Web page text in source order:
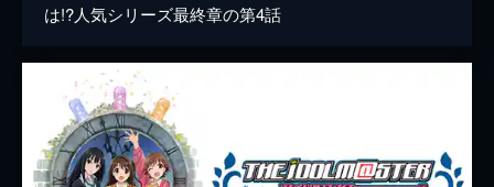
は!?人気シリーズ最終章の第4話